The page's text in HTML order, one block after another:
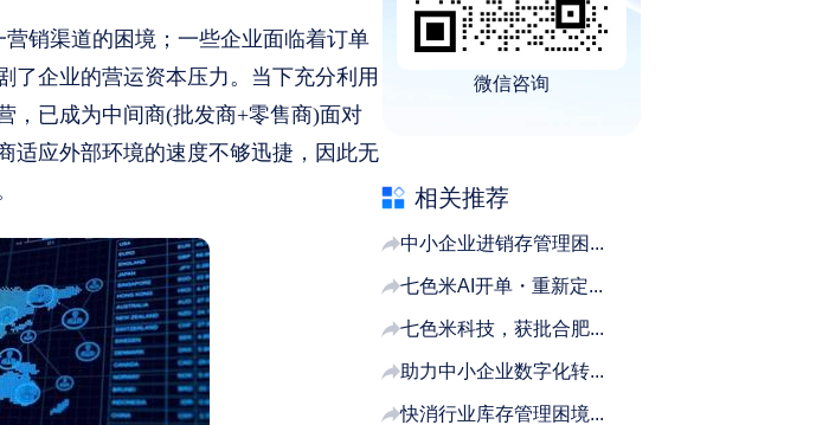
销渠道的困境；一些企业面临着订单
了企业的营运资本压力。当下充分利用
，已成为中间商(批发商+零售商)面对
适应外部环境的速度不够迅捷，因此无
微信咨询
相关推荐
中小企业进销存管理困...
七色米AI开单・重新定...
七色米科技，获批合肥...
助力中小企业数字化转...
快消行业库存管理困境...